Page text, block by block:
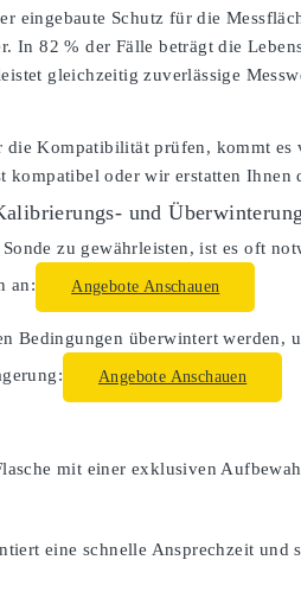
eingebaute Schutz für die
In 82 % der Fälle beträgt die
gleichzeitig zuverlässige
Kompatibilität prüfen, kommt es
kompatibel oder wir erstatten Ihnen
und
zu gewährleisten, ist es oft
an:
Angebote Anschauen
Bedingungen überwintert werden,
Angebote Anschauen
mit einer exklusiven
eine schnelle Ansprechzeit und